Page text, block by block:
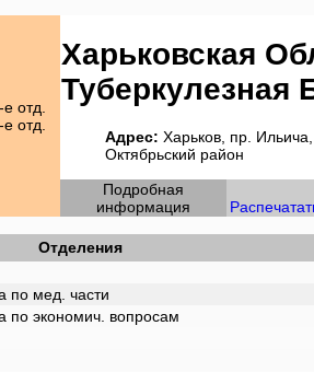
отд.
отд.
Харьковская
Адрес: Харьков, пр.
Октябрьский район
Подробная
информация
Отделения
по мед. части
по экономич. вопросам